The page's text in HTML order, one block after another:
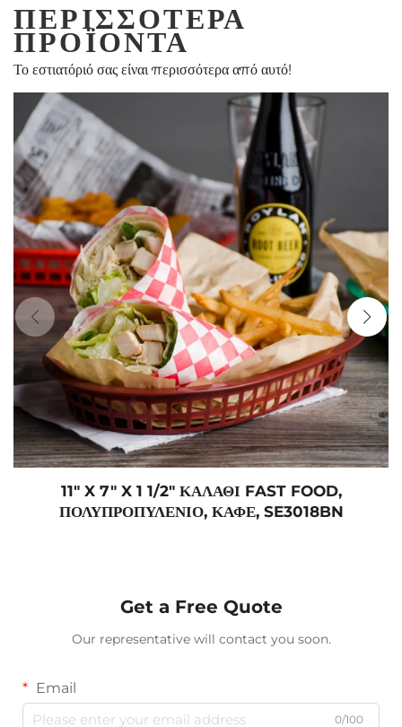
ΠΕΡΙΣΣΌΤΕΡΑ
ΠΡΟΪΌΝΤΑ
Το εστιατόριό σας είναι περισσότερα από αυτό!
11" X 7" X 1 1/2" ΚΑΛΆΘΙ FAST FOOD,
ΠΟΛΥΠΡΟΠΥΛΈΝΙΟ, ΚΑΦΈ, SE3018BN
Get a Free Quote
Our representative will contact you soon.
Email
0/100